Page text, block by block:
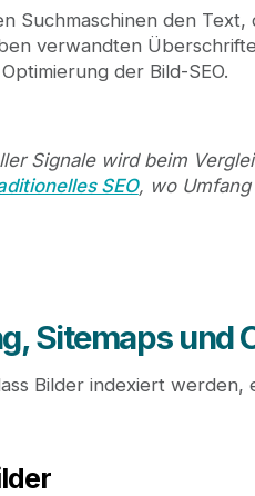
Suchmaschinen den
verwandten
der Bild-SEO.
Signale wird beim
SEO, wo
Sitemaps und
Bilder indexiert werden,